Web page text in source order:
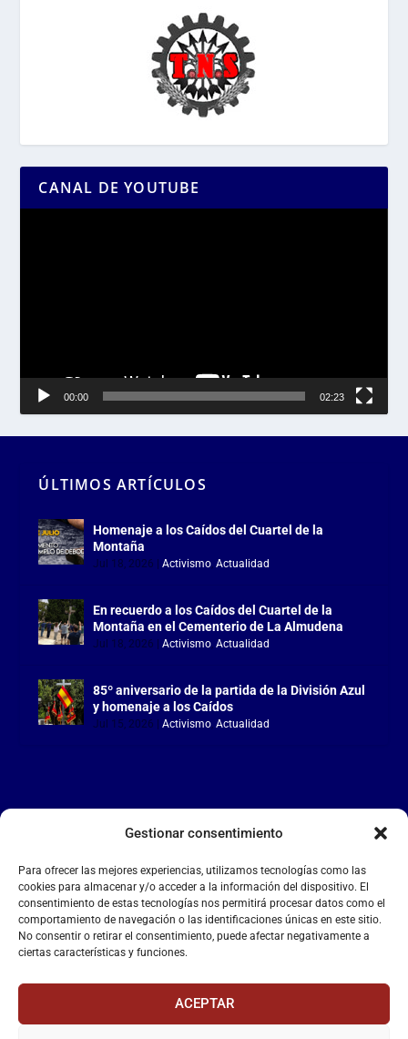
Gestionar consentimiento
Para ofrecer las mejores experiencias, utilizamos tecnologías como las
cookies para almacenar y/o acceder a la información del dispositivo. El
consentimiento de estas tecnologías nos permitirá procesar datos como el
comportamiento de navegación o las identificaciones únicas en este sitio.
No consentir o retirar el consentimiento, puede afectar negativamente a
ciertas características y funciones.
ACEPTAR
CANAL DE YOUTUBE
00:00 02:23
ÚLTIMOS ARTÍCULOS
Homenaje a los Caídos del Cuartel de la
Montaña
Jul 18, 2026 |Activismo,Actualidad
En recuerdo a los Caídos del Cuartel de la
Montaña en el Cementerio de La Almudena
Jul 18, 2026 |Activismo,Actualidad
85º aniversario de la partida de la División Azul
y homenaje a los Caídos
Jul 15, 2026 |Activismo,Actualidad
LA FALANGE
Reproductor
de
vídeo